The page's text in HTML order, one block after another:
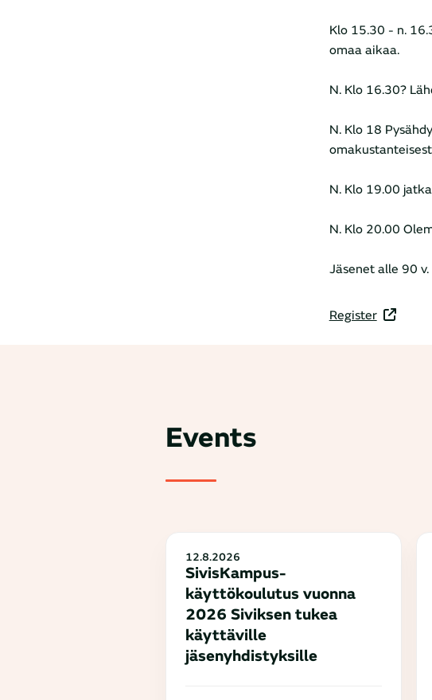
Klo 15.30 - n.
omaa aikaa.
N. Klo 16.30?
N. Klo 18
N. Klo 19.00
N. Klo 20.00
Jäsenet alle 90
Register
Events
12.8.2026
SivisKampus-
käyttökoulutus vuonna
2026 Siviksen tukea
käyttäville
jäsenyhdistyksille